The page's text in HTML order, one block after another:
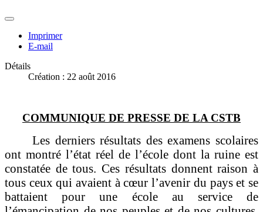
Imprimer
E-mail
Détails
Création : 22 août 2016
COMMUNIQUE DE PRESSE DE LA CSTB
Les derniers résultats des examens scolaires
ont montré l’état réel de l’école dont la ruine est
constatée de tous. Ces résultats donnent raison à
tous ceux qui avaient à cœur l’avenir du pays et se
battaient pour une école au service de